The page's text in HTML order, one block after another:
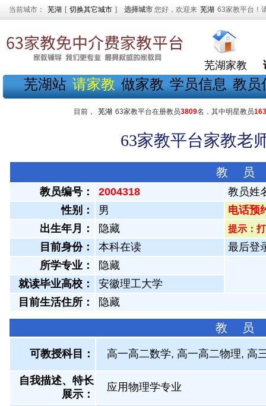
当前城市： 芜湖 [ 切换其它城市 ] 选择城市 您好，欢迎来 芜湖 63家教平台！
芜湖家教
芜湖站 请家教 做家教 学员信息 教员
目前， 芜湖 63家教平台在册教员3809名，其中明星教员163
63家教平台家教老
教 员
教员编号： 2004318
教员姓
性别：
男
电话预
出生年月：
隐藏 提示：
目前身份： 本科在读
最后登
所学专业：
隐藏
就读毕业高校：
安徽理工大学
目前生活住所：
隐藏
教 员
可教授科目： 高一高二数学, 高一高二物理, 高
自我描述、特长
展示 ：
应用物理学专业